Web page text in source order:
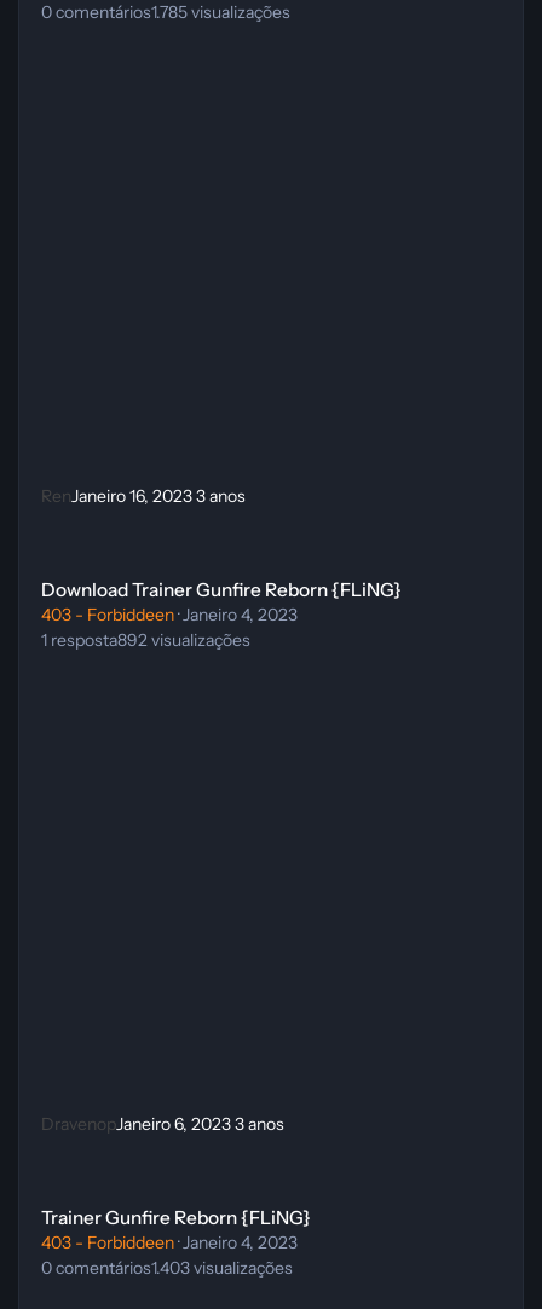
0comentários1.785visualizações
RenJaneiro 16, 20233 anos
Download Trainer Gunfire Reborn {FLiNG}
403 - Forbiddeen·Janeiro 4, 2023
1 resposta892visualizações
DravenopJaneiro 6, 20233 anos
Trainer Gunfire Reborn {FLiNG}
403 - Forbiddeen·Janeiro 4, 2023
0comentários1.403visualizações